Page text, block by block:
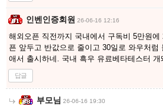
인벤인증회원 26-06-16 12:16
해외오픈 직전까지 국내에서 구독비 5만원
픈 앞두고 반값으로 줄이고 30일로 와우처럼
애서 출시하네. 국내 흑우 유료베타테스터 개
답글
부모님 26-06-16 19:30